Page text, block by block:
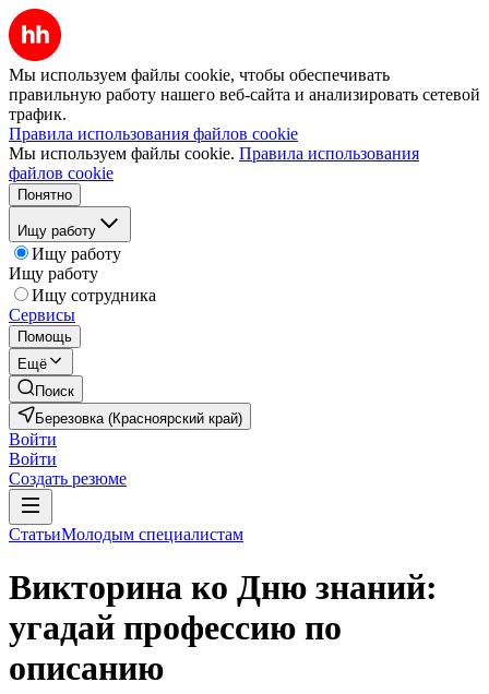
Мы используем файлы cookie, чтобы обеспечивать
правильную работу нашего веб-сайта и анализировать сетевой
трафик.
Правила использования файлов cookie
Мы используем файлы cookie. Правила использования
файлов cookie
Понятно
Ищу работу
Ищу работу
Ищу работу
Ищу сотрудника
Сервисы
Помощь
Ещё
Поиск
Березовка (Красноярский край)
Войти
Войти
Создать резюме
СтатьиМолодым специалистам
Викторина ко Дню знаний:
угадай профессию по
описанию